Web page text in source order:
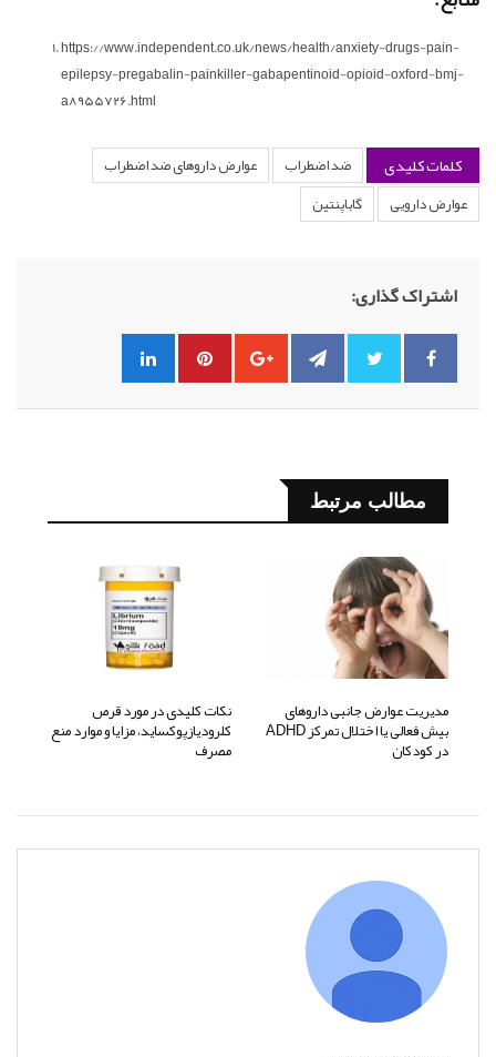
https://www.independent.co.uk/news/health/anxiety-drugs-pain-
epilepsy-pregabalin-painkiller-gabapentinoid-opioid-oxford-bmj-
a8955726.html
کلمات کلیدی ضد اضطراب
عوارض داروهای ضد اضطراب
عوارض دارویی
گاباپنتین
اشتراک گذاری:
مطالب مرتبط
مدیریت عوارض جانبی داروهای
بیش فعالی یا اختلال تمرکز ADHD
در کودکان
نکات کلیدی در مورد قرص
کلرودیازپوکساید، مزایا و موارد منع
مصرف